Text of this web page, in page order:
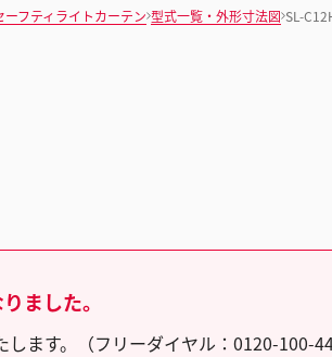
ーフティライトカーテン 型式一覧・外形寸法図 SL-
ました。
します。（フリーダイヤル：0120-100-